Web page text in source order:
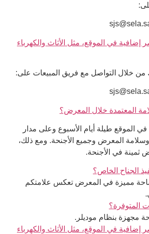
في الموقع، مثل الأثاث والكهرباء
من خلال التواصل مع فريق المبيعات على:
المعتمدة خلال المعرض؟
في الموقع طيلة أيام الأسبوع وعلى مدار
المعرض وجميع الأجنحة. ومع ذلك،
ثمينة في الأجنحة.
الجناح الخاص؟
مميزة في المعرض تعكس علامتكم
المتوفرة؟
مجهزة بنظام موديلر.
في الموقع، مثل الأثاث والكهرباء